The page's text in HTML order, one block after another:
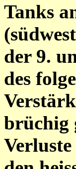
Tanks
der 9.
des
brüchig